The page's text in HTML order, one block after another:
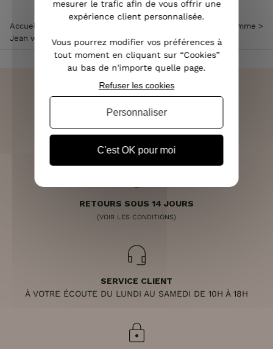
Accueil Jean large femme >
Jean wide leg
LIVRAISON RAPIDE
RETOURS SOUS 14 JOURS
(VOIR LES CONDITIONS)
SERVICE CLIENT
À VOTRE ÉCOUTE DU LUNDI AU SAMEDI DE 10H À 18H
mesurer le trafic afin de vous offrir une
expérience client personnalisée.
Vous pourrez modifier vos préférences à
tout moment en cliquant sur “Cookies”
au bas de n'importe quelle page.
C'est OK pour moi
Refuser les cookies
Personnaliser